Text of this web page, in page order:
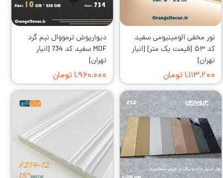
نور مخفی آلومینیومی سفید
کد ۵۳ [قیمت یک متر] [انبار
تهران]
۱,۱۱۳,۲۰۰ تومان
دیوارپوش ترمووال نیم گرد
MDF سفید کد 734 [انبار
تهران]
۱,۹۶۰,۰۰۰ تومان